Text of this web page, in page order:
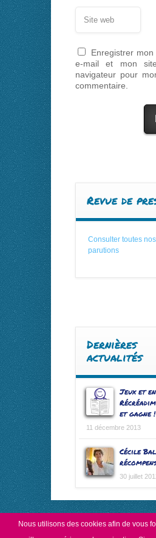
Enregistrer
e-mail et mon
navigateur pour
commentaire.
Revue de
Consulter toutes nos
parutions
Dernières
actualités
Jeux et
et gagne !
11 décembre 2013
Cécile
30 juillet
Nous utilisons des cookies afin de vous